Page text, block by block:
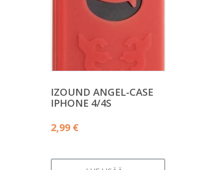
IZOUND ANGEL-CASE
IPHONE 4/4S
2,99 €